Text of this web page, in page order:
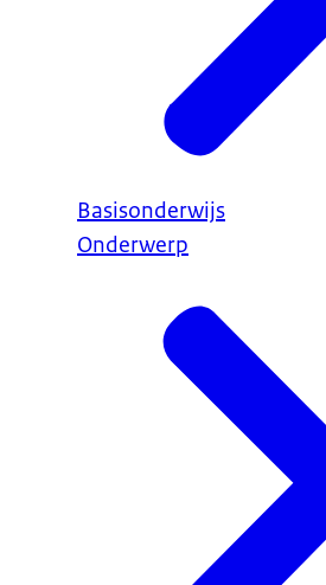
Basisonderwijs
Onderwerp